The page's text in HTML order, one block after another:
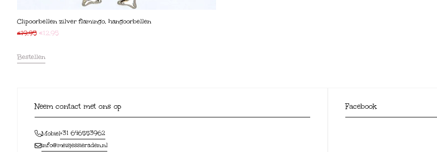
Clipoorbellen zilver flamingo, hangoorbellen
€19,95 €12,95
Bestellen
Neem contact met ons op
Mobiel+31 646553962
info@meisjessieraden.nl
Facebook